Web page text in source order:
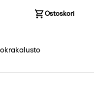
Ostoskori